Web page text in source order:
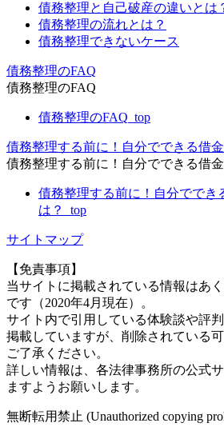
債務整理と自己破産の違いとは
債務整理の流れとは？
債務整理できないケース
債務整理のFAQ
債務整理のFAQ
債務整理のFAQ_top
債務整理する前に！自分でできる借
債務整理する前に！自分でできる借
債務整理する前に！自分ででき
は？_top
サイトマップ
【免責事項】
当サイトに掲載されている情報はあ
です（2020年4月現在）。
サイト内で引用している体験談や評
掲載していますが、削除されている
ご了承ください。
詳しい情報は、各法律事務所の公式
ますようお願いします。
無断転用禁止 (Unauthorized copying